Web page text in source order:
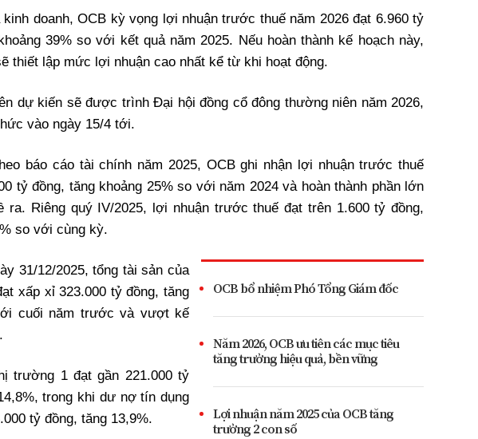
kinh doanh, OCB kỳ vọng lợi nhuận trước thuế năm 2026 đạt 6.960 tỷ
39% so với kết quả năm 2025. Nếu hoàn thành kế hoạch này,
thiết lập mức lợi nhuận cao nhất kể từ khi hoạt động.
dự kiến sẽ được trình Đại hội đồng cổ đông thường niên năm 2026,
vào ngày 15/4 tới.
báo cáo tài chính năm 2025, OCB ghi nhận lợi nhuận trước thuế
tỷ đồng, tăng khoảng 25% so với năm 2024 và hoàn thành phần lớn
ra. Riêng quý IV/2025, lợi nhuận trước thuế đạt trên 1.600 tỷ đồng,
so với cùng kỳ.
OCB bổ nhiệm Phó Tổng Giám đốc
Năm 2026, OCB ưu tiên các mục tiêu
tăng trưởng hiệu quả, bền vững
Lợi nhuận năm 2025 của OCB tăng
trưởng 2 con số
31/12/2025, tổng tài sản của
xấp xỉ 323.000 tỷ đồng, tăng
cuối năm trước và vượt kế
trường 1 đạt gần 221.000 tỷ
trong khi dư nợ tín dụng
tỷ đồng, tăng 13,9%.